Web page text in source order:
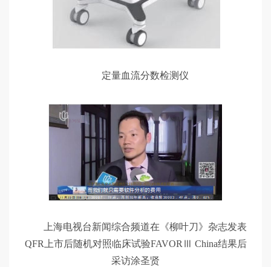
定量血流分数检测仪
上海电视台新闻综合频道在《柳叶刀》杂志发表
QFR上市后随机对照临床试验FAVORⅢ China结果后
采访涂圣贤